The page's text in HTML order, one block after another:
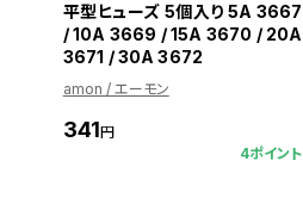
平型ヒューズ 5個入り 5A 3667
/ 10A 3669 / 15A 3670 / 20A
3671 / 30A 3672
amon / エーモン
341円
4ポイント